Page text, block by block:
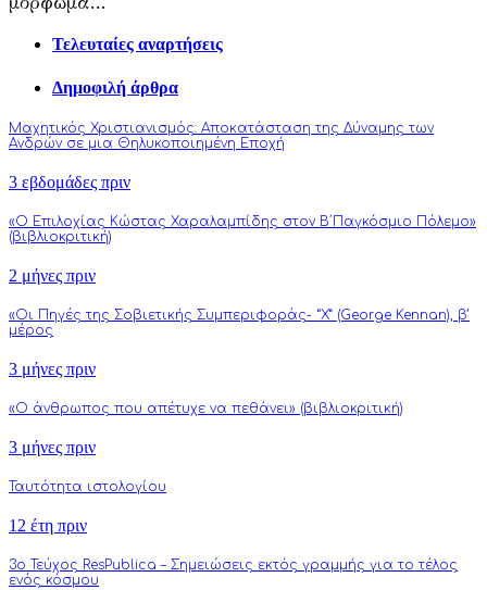
Τελευταίες αναρτήσεις
Δημοφιλή άρθρα
Μαχητικός Χριστιανισμός: Αποκατάσταση της Δύναμης των
Ανδρών σε μια Θηλυκοποιημένη Εποχή
3 εβδομάδες πριν
«Ο Επιλοχίας Κώστας Χαραλαμπίδης στον Β΄Παγκόσμιο Πόλεμο»
(βιβλιοκριτική)
2 μήνες πριν
«Οι Πηγές της Σοβιετικής Συμπεριφοράς- “Χ” (George Kennan), β’
μέρος
3 μήνες πριν
«Ο άνθρωπος που απέτυχε να πεθάνει» (βιβλιοκριτική)
3 μήνες πριν
Ταυτότητα ιστολογίου
12 έτη πριν
3o Τεύχος ResPublica – Σημειώσεις εκτός γραμμής για το τέλος
ενός κόσμου